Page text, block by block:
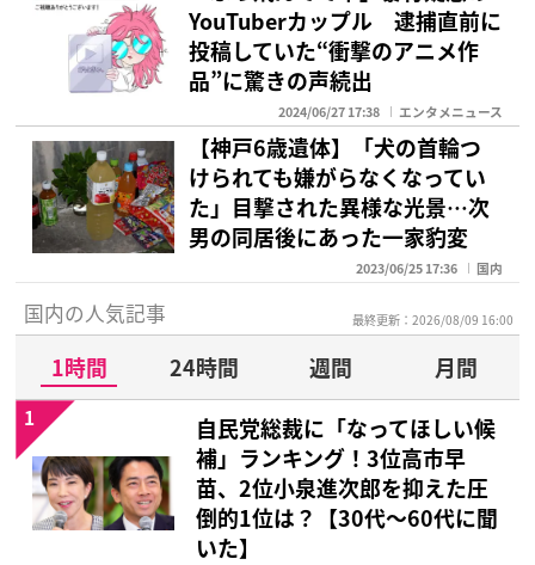
YouTuberカップル 逮捕直前に
投稿していた“衝撃のアニメ作
品”に驚きの声続出
2024/06/27 17:38 エンタメニュース
【神戸6歳遺体】「犬の首輪つ
けられても嫌がらなくなってい
た」目撃された異様な光景…次
男の同居後にあった一家豹変
2023/06/25 17:36 国内
国内の人気記事 最終更新：2026/08/09 16:00
1時間 24時間 週間
月間
自民党総裁に「なってほしい候
補」ランキング！3位高市早
苗、2位小泉進次郎を抑えた圧
倒的1位は？【30代〜60代に聞
いた】
1